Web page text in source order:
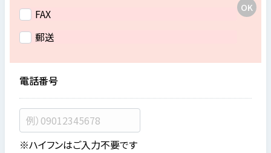
FAX
郵送
電話番号
※ハイフンはご入力不要です